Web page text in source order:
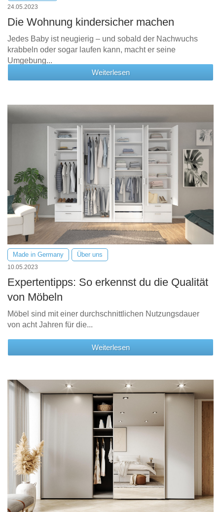
24.05.2023
Die Wohnung kindersicher machen
Jedes Baby ist neugierig – und sobald der Nachwuchs
krabbeln oder sogar laufen kann, macht er seine
Umgebung...
Weiterlesen
Made in Germany Über uns
10.05.2023
Expertentipps: So erkennst du die Qualität
von Möbeln
Möbel sind mit einer durchschnittlichen Nutzungsdauer
von acht Jahren für die...
Weiterlesen